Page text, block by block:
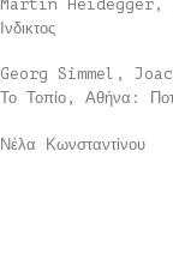
Martin Heidegger,
Ινδικτος
Georg Simmel,
Το Τοπίο, Αθήνα:
Νέλα Κωνσταντίνου